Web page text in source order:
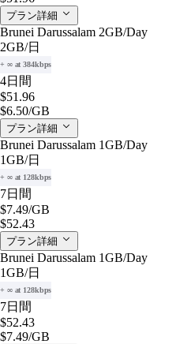
プラン詳細
Brunei Darussalam 2GB/Day
2GB/日
+ ∞ at 384kbps
4日間
$51.96
$6.50/GB
プラン詳細
Brunei Darussalam 1GB/Day
1GB/日
+ ∞ at 128kbps
7日間
$7.49/GB
$52.43
プラン詳細
Brunei Darussalam 1GB/Day
1GB/日
+ ∞ at 128kbps
7日間
$52.43
$7.49/GB